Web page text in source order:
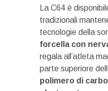
La C64 è
tradizionali
tecnologie della
forcella con
regala all’atleta
parte superiore
polimero di